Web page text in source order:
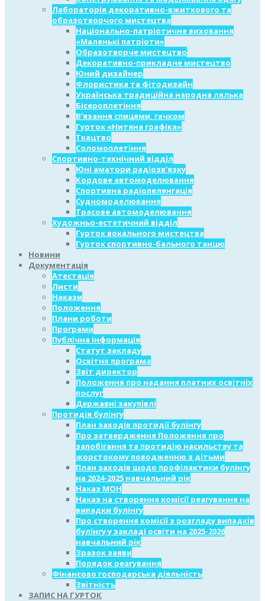
Лабораторія декоративно-вжиткового та
образотворчого мистецтва
Національно-патріотичне виховання
«Маленькі патріоти»
Образотворче мистецтво
Декоративно-прикладне мистецтво
Юний дизайнер
Флористика та фітодизайн
Українська традиційна народна лялька
Бісероплетіння
В’язання спицями, гачком
Гурток «Нитяна графіка»
Ткацтво
Соломоплетіння
Спортивно-технічний відділ
Юні аматори радіозв’язку
Кордове автомоделювання
Спортивна радіопеленгація
Судномоделювання
Трасове автомоделювання
Художньо-естетичний відділ
Гурток вокального мистецтва
Гурток спортивно-бального танцю
Новини
Документація
Атестація
Листи
Накази
Положення
Плани роботи
Програми
Публічна інформація
Статут закладу
Освітня програма
Звіт директор
Положення про надання платних освітніх
послуг
Державні закупівлі
Протидія булінгу
План заходів протидії булінгу
Про затвердження Положення про
запобігання та протидію насильству та
жорстокому поводженню з дітьми
План заходів щодо профілактики булінгу
на 2024-2025 навчальний рік
Наказ МОН
Наказ на створення комісії реагування на
випадки булінгу
Про створення комісії з розгляду випадків
булінгу у закладі освіти на 2025-2026
навчальний рік
Зразок заяви
Порядок реагування
Фінансово господарська діяльність
Звітність
ЗАПИС НА ГУРТОК